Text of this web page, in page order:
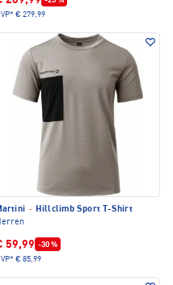
€ 279,99
· Hillclimb Sport T-Shirt
59,99 -30 %
€ 85,99